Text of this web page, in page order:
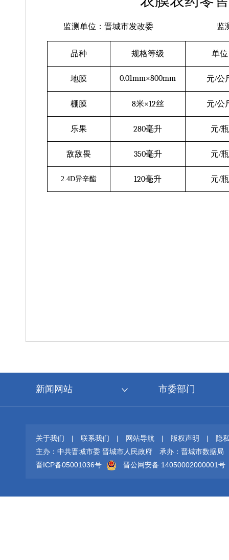
监测单位：晋城市发改委 监
品种 规格等级 单位
地膜 0.01mm×800mm 元/公
棚膜 8米×12丝 元/公
乐果 280毫升 元/瓶
敌敌畏 350毫升 元/瓶
2.4D异辛酯 120毫升 元/瓶
新闻网站 市委部门
关于我们 | 联系我们 | 网站导航 | 版权声明 |
隐
主办：中共晋城市委 晋城市人民政府
承办：晋城市数据局
晋ICP备05001036号
晋公网安备 14050002000001号